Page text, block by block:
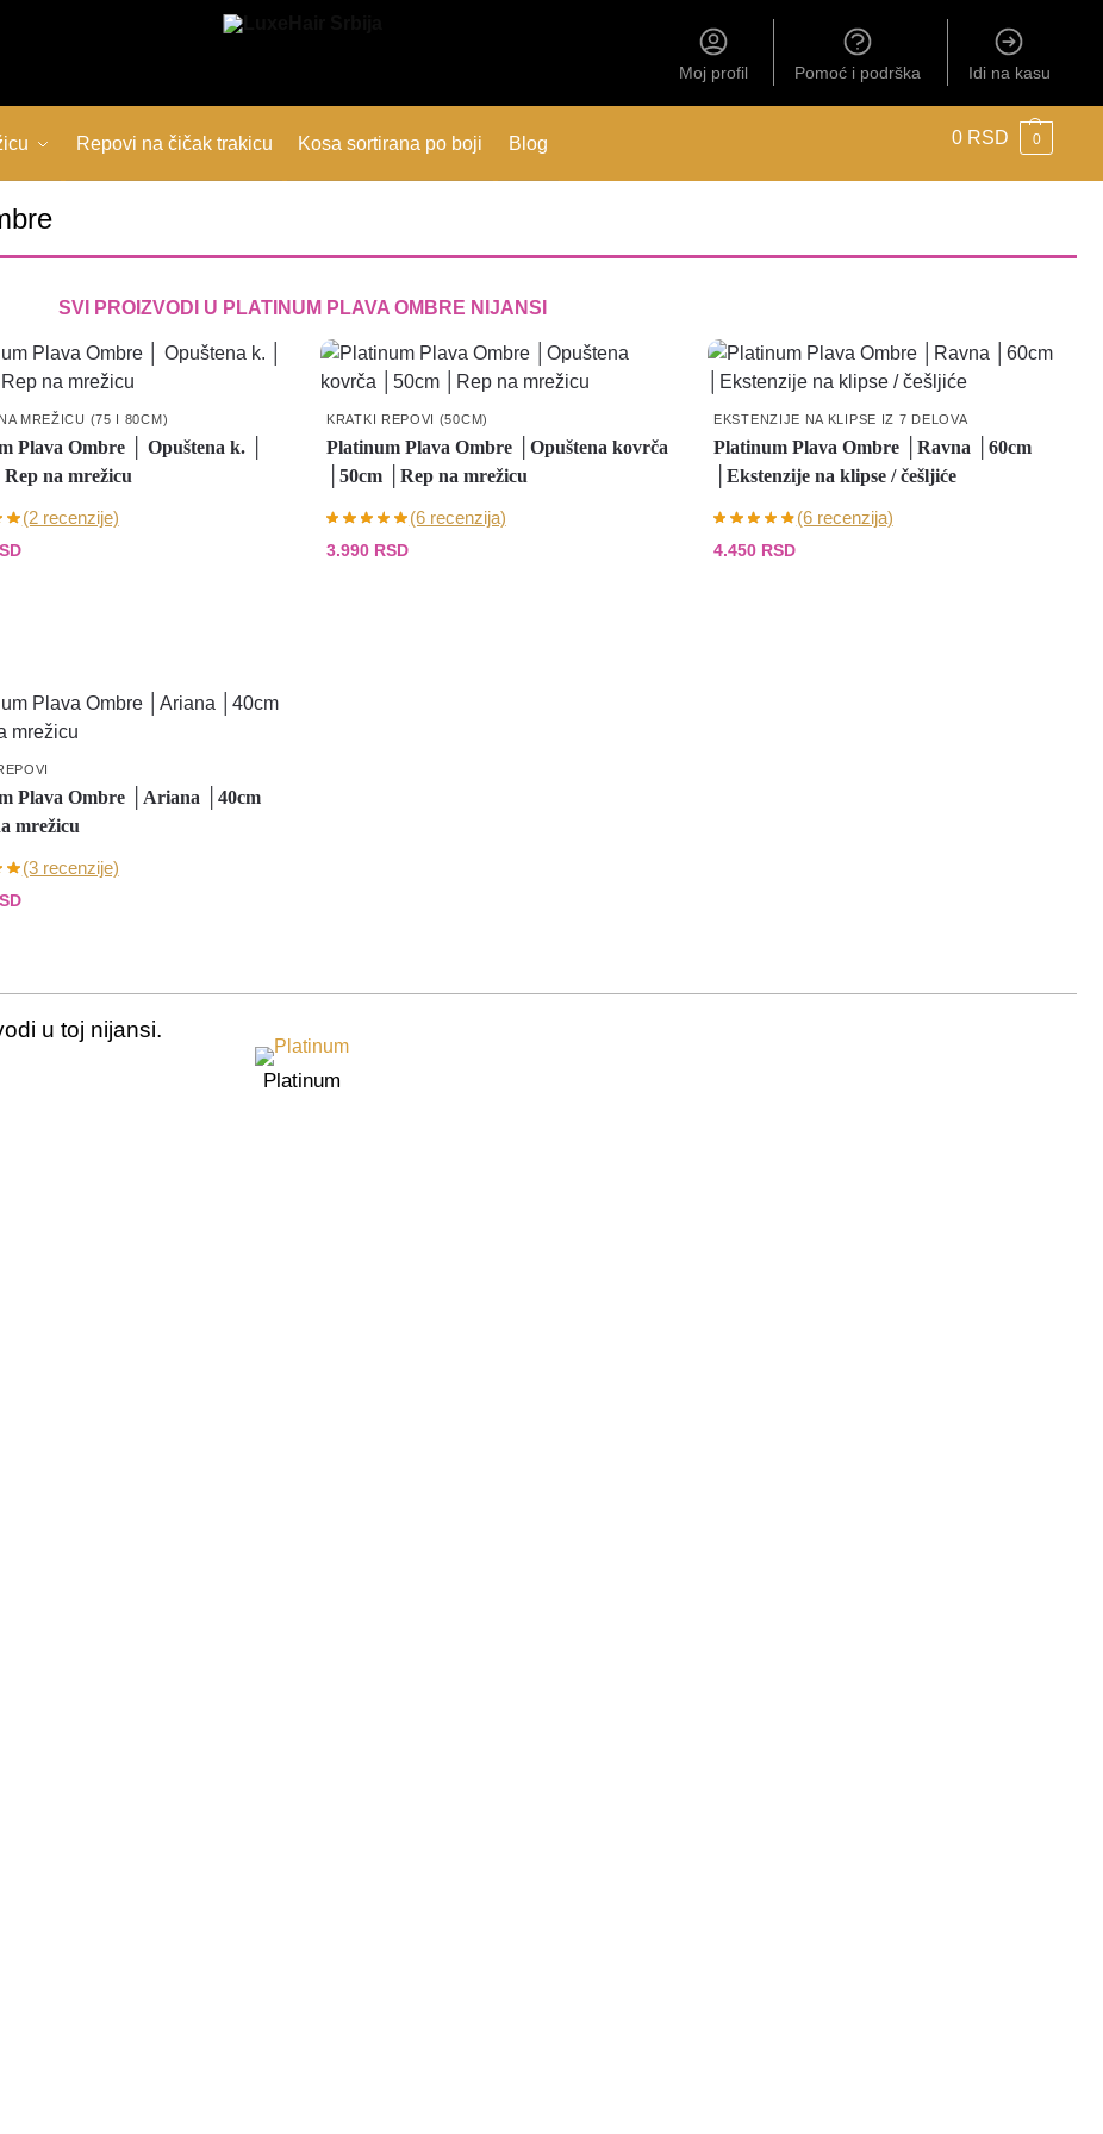
Moj profil Pomoć i podrška Idi na kasu
Repovi na čičak trakicu Kosa sortirana po boji Blog 0 RSD 0
SVI PROIZVODI U PLATINUM PLAVA OMBRE NIJANSI
MREŽICU (75 I 80CM)
Plava Ombre │ Opuštena k. │
na mrežicu
(2 recenzije)
KRATKI REPOVI (50CM)
Platinum Plava Ombre │Opuštena kovrča
│50cm │Rep na mrežicu
(6 recenzija)
3.990 RSD
EKSTENZIJE NA KLIPSE IZ 7 DELOVA
Platinum Plava Ombre │Ravna │60cm
│Ekstenzije na klipse / češljiće
(6 recenzija)
4.450 RSD
Plava Ombre │Ariana │40cm
mrežicu
(3 recenzije)
u toj nijansi.
Platinum